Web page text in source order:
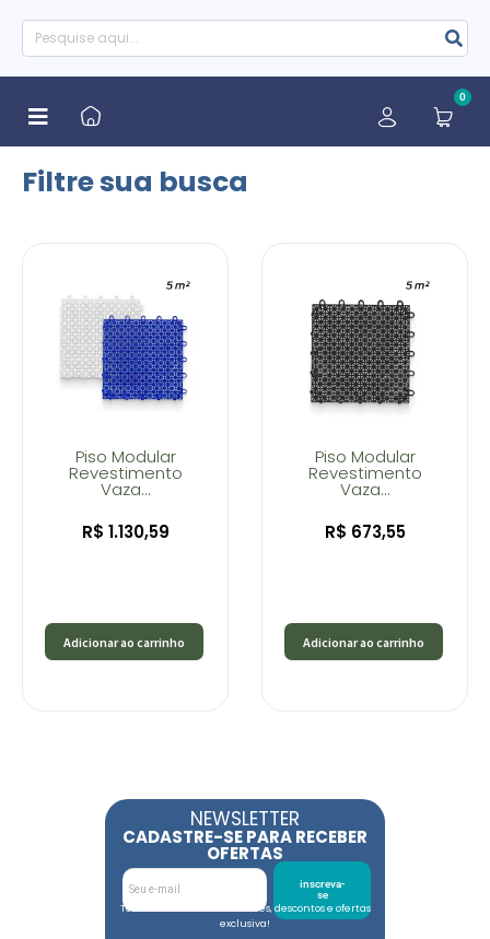
0
Filtre sua busca
Piso Modular
Revestimento
Vaza...
R$ 1.130,59
Adicionar ao carrinho
Piso Modular
Revestimento
Vaza...
R$ 673,55
Adicionar ao carrinho
NEWSLETTER
CADASTRE-SE PARA RECEBER
OFERTAS
inscreva-
se
Toda semana tem novidades, descontos e ofertas
exclusiva!